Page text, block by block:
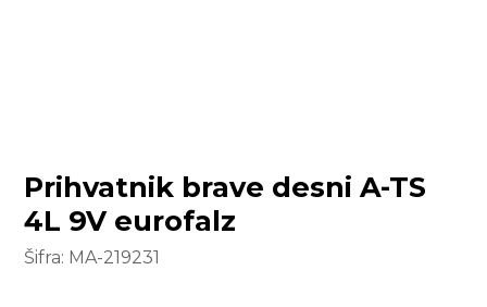
Prihvatnik brave desni A-TS
4L 9V eurofalz
Šifra: MA-219231